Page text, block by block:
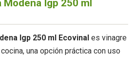
Modena Igp 250 ml
Igp 250 ml Ecovinal es vinagre
una opción práctica con uso